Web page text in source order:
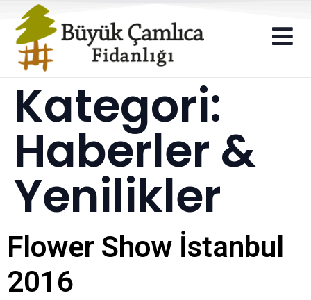
Kategori:
Haberler &
Yenilikler
Flower Show İstanbul
2016